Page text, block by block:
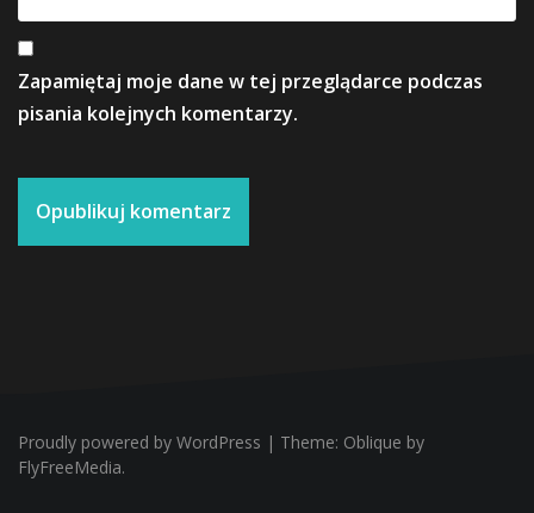
Zapamiętaj moje dane w tej przeglądarce podczas
pisania kolejnych komentarzy.
Proudly powered by WordPress | Theme: Oblique by
FlyFreeMedia.